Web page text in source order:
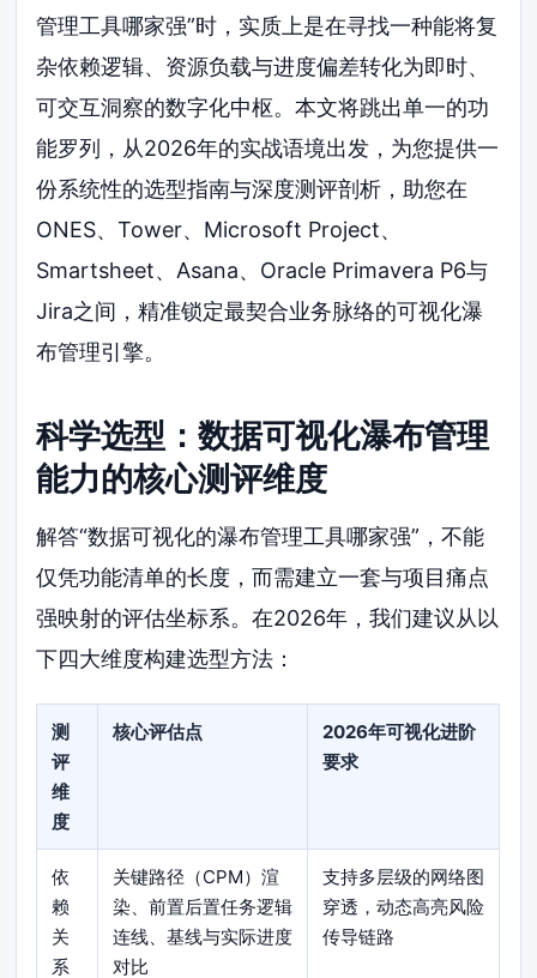
管理工具哪家强”时，实质上是在寻找一种能将复
杂依赖逻辑、资源负载与进度偏差转化为即时、
可交互洞察的数字化中枢。本文将跳出单一的功
能罗列，从2026年的实战语境出发，为您提供一
份系统性的选型指南与深度测评剖析，助您在
ONES、Tower、Microsoft Project、
Smartsheet、Asana、Oracle Primavera P6与
Jira之间，精准锁定最契合业务脉络的可视化瀑
布管理引擎。
科学选型：数据可视化瀑布管理
能力的核心测评维度
解答“数据可视化的瀑布管理工具哪家强”，不能
仅凭功能清单的长度，而需建立一套与项目痛点
强映射的评估坐标系。在2026年，我们建议从以
下四大维度构建选型方法：
测
评
维
度
核心评估点
2026年可视化进阶
要求
依
赖
关
系
关键路径（CPM）渲
染、前置后置任务逻辑
连线、基线与实际进度
对比
支持多层级的网络图
穿透，动态高亮风险
传导链路